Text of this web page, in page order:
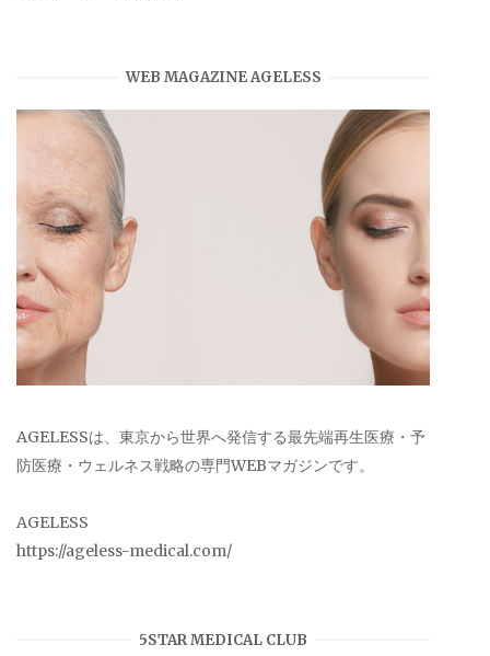
WEB MAGAZINE AGELESS
AGELESSは、東京から世界へ発信する最先端再生医療・予
防医療・ウェルネス戦略の専門WEBマガジンです。
AGELESS
https://ageless-medical.com/
5STAR MEDICAL CLUB